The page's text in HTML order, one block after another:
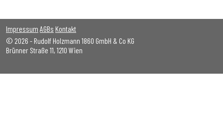
Impressum AGBs Kontakt
© 2026 - Rudolf Holzmann 1860 GmbH & Co KG
Brünner Straße 11, 1210 Wien